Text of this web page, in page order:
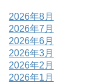
2026年8月
2026年7月
2026年6月
2026年3月
2026年2月
2026年1月